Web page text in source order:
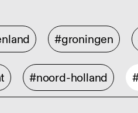
#groningen
#noord-holland